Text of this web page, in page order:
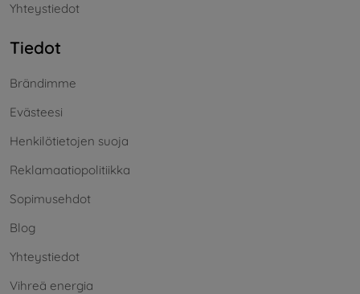
Yhteystiedot
Tiedot
Brändimme
Evästeesi
Henkilötietojen suoja
Reklamaatiopolitiikka
Sopimusehdot
Blog
Yhteystiedot
Vihreä energia